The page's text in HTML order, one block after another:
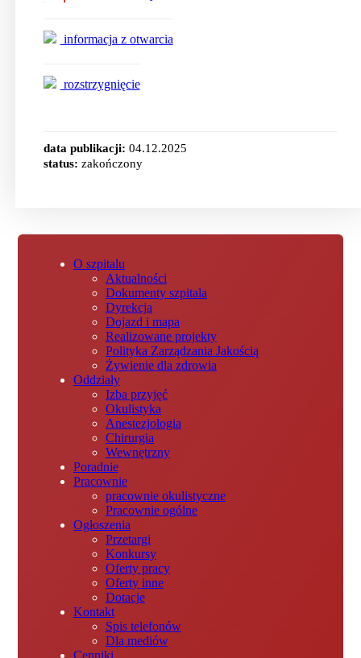
informacja z otwarcia
rozstrzygnięcie
data publikacji: 04.12.2025
status: zakończony
O szpitalu
Aktualności
Dokumenty szpitala
Dyrekcja
Dojazd i mapa
Realizowane projekty
Polityka Zarządzania Jakością
Żywienie dla zdrowia
Oddziały
Izba przyjęć
Okulistyka
Anestezjologia
Chirurgia
Wewnętrzny
Poradnie
Pracownie
pracownie okulistyczne
Pracownie ogólne
Ogłoszenia
Przetargi
Konkursy
Oferty pracy
Oferty inne
Dotacje
Kontakt
Spis telefonów
Dla mediów
Cenniki